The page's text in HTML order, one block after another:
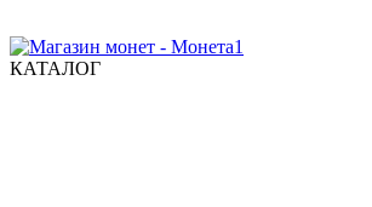
КАТАЛОГ